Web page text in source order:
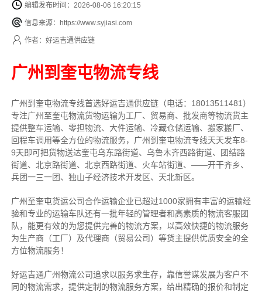
编辑发布时间：2026-08-06 16:20:15
信息来源：https://www.syjiasi.com
作者：好运吉通供应链
广州到奎屯物流专线
广州到奎屯物流专线首选好运吉通供应链（电话：18013511481）
专注广州至奎屯物流货物运输为工厂、贸易商、批发商等物流货主
提供整车运输、零担物流、大件运输、冷藏仓储运输、搬家搬厂、
回程车调用等全方位的物流服务，广州到奎屯物流专线天天发车8-
9天即可把货物送达奎屯乌东路街道、乌鲁木齐西路街道、团结路
街道、北京路街道、北京西路街道、火车站街道、——开干齐乡、
兵团一三一团、独山子经济技术开发区、天北新区。
广州至奎屯货运公司合作运输企业已超过1000家拥有丰富的运输经
验和专业的运输车队还有一批年轻的管理者和高素质的物流客服团
队，能更有效的为您提供完善的物流方案，以高效快捷的物流服务
为生产商（工厂）及代理商（贸易公司）等货主提供优质安全的全
方位物流服务！
好运吉通广州物流公司追求以服务求生存，靠信誉谋发展为客户不
同的物流需求，提供定制的物流服务方案，给出精确的报价和制定